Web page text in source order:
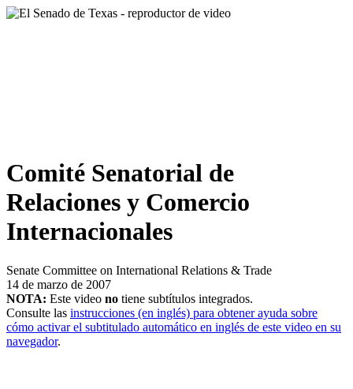
Comité Senatorial de
Relaciones y Comercio
Internacionales
Senate Committee on International Relations & Trade
14 de marzo de 2007
NOTA: Este video no tiene subtítulos integrados.
Consulte las instrucciones (en inglés) para obtener ayuda sobre
cómo activar el subtitulado automático en inglés de este video en su
navegador.